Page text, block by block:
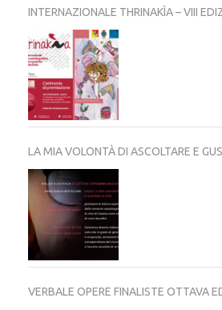
INTERNAZIONALE THRINAKÌA – VIII
LA MIA VOLONTÀ DI ASCOLTARE E
VERBALE OPERE FINALISTE OTTAVA